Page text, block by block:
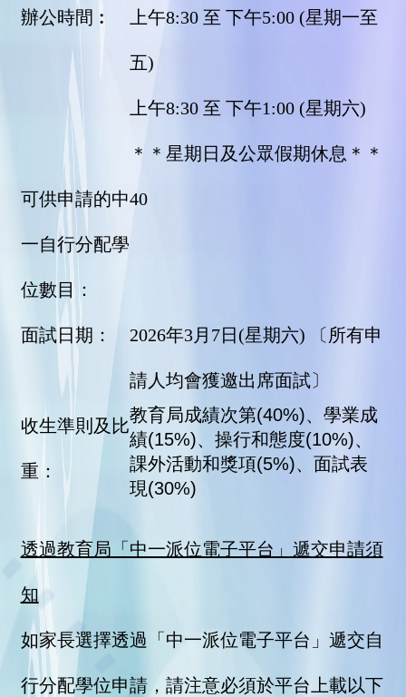
辦公時間︰ 上午8:30 至 下午5:00 (星期一至
五)
上午8:30 至 下午1:00 (星期六)
＊＊星期日及公眾假期休息＊＊
可供申請的中
一自行分配學
位數目：
40
面試日期： 2026年3月7日(星期六) 〔所有申
請人均會獲邀出席面試〕
收生準則及比
重：
教育局成績次第(40%)、學業成
績(15%)、操行和態度(10%)、
課外活動和獎項(5%)、面試表
現(30%)
透過教育局「中一派位電子平台」遞交申請須
知
如家長選擇透過「中一派位電子平台」遞交自
行分配學位申請，請注意必須於平台上載以下